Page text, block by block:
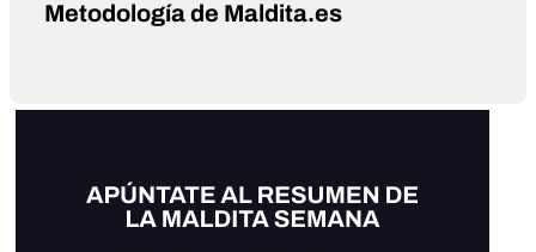
Metodología de Maldita.es